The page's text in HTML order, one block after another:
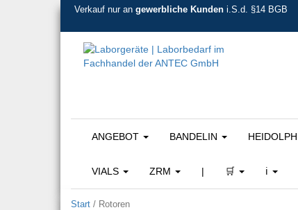
Verkauf nur an gewerbliche Kunden i.S.d. §14 BGB
ANGEBOT BANDELIN HEIDOLPH
VIALS ZRM | 🛒 ℹ️
Start / Rotoren